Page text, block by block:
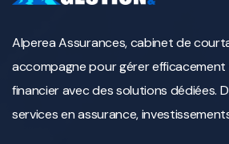
Alperea Assurances, cabinet de
accompagne pour gérer
financier avec des solutions dédiées.
services en assurance,